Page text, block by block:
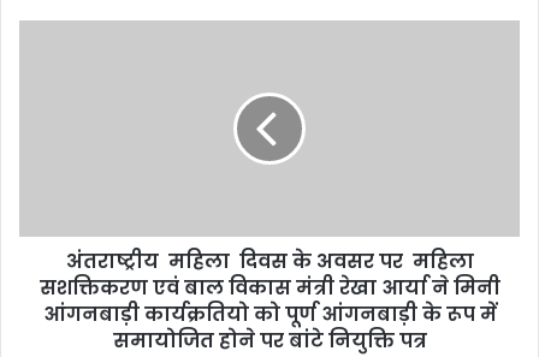
अंतराष्ट्रीय महिला दिवस के अवसर पर महिला
सशक्तिकरण एवं बाल विकास मंत्री रेखा आर्या ने मिनी
आंगनबाड़ी कार्यक्रतियो को पूर्ण आंगनबाड़ी के रूप में
समायोजित होने पर बांटे नियुक्ति पत्र